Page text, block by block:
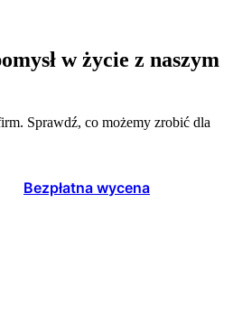
w życie z naszym
Sprawdź, co możemy zrobić dla
Bezpłatna wycena